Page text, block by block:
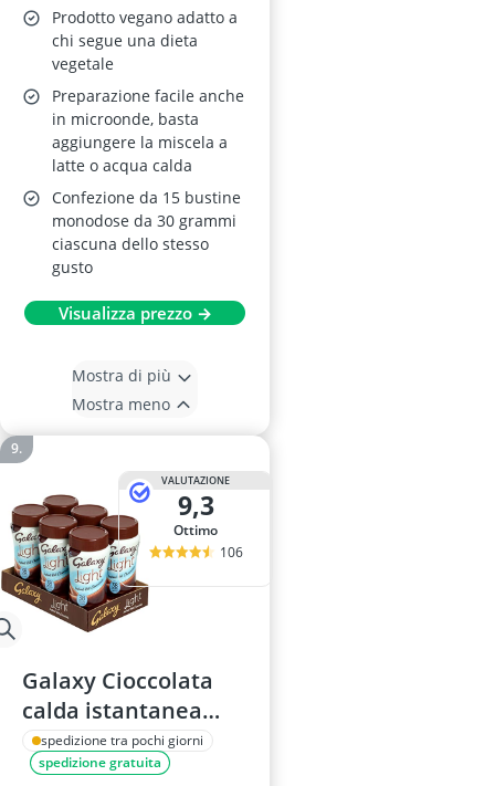
Prodotto vegano adatto a
chi segue una dieta
vegetale
Preparazione facile anche
in microonde, basta
aggiungere la miscela a
latte o acqua calda
Confezione da 15 bustine
monodose da 30 grammi
ciascuna dello stesso
gusto
Visualizza prezzo →
Mostra di più
Mostra meno
VALUTAZIONE
9,3
Ottimo
106
Galaxy Cioccolata
calda istantanea
leggera 210 g, 6
confezioni
spedizione tra pochi giorni
spedizione gratuita